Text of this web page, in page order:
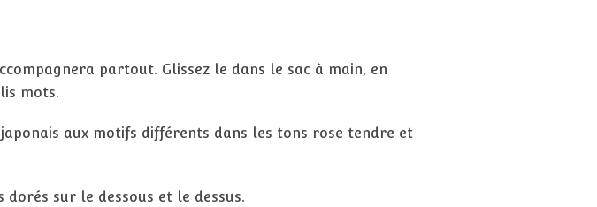
partout. Glissez le dans le sac à main, en
mots.
aux motifs différents dans les tons rose tendre et
sur le dessous et le dessus.